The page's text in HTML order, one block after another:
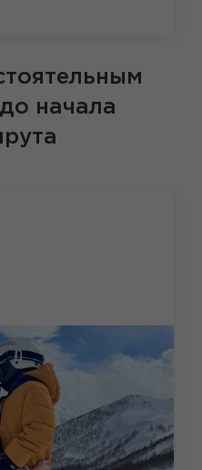
начала